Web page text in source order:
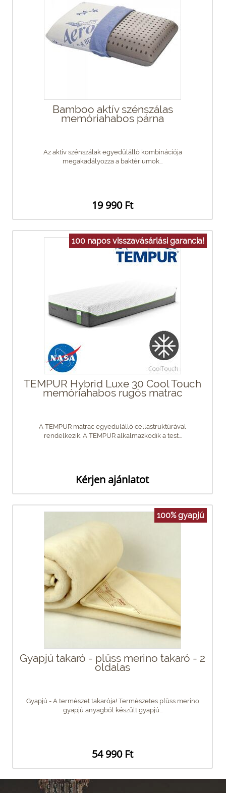
Bamboo aktív szénszálas
memóriahabos párna
Az aktív szénszálak egyedülálló kombinációja
megakadályozza a baktériumok...
19 990 Ft
100 napos visszavásárlási garancia!
TEMPUR Hybrid Luxe 30 Cool Touch
memóriahabos rugós matrac
A TEMPUR matrac egyedülálló cellastruktúrával
rendelkezik. A TEMPUR alkalmazkodik a test...
Kérjen ajánlatot
100% gyapjú
Gyapjú takaró - plüss merino takaró - 2
oldalas
Gyapjú - A természet takarója! Természetes plüss merino
gyapjú anyagból készült gyapjú...
54 990 Ft